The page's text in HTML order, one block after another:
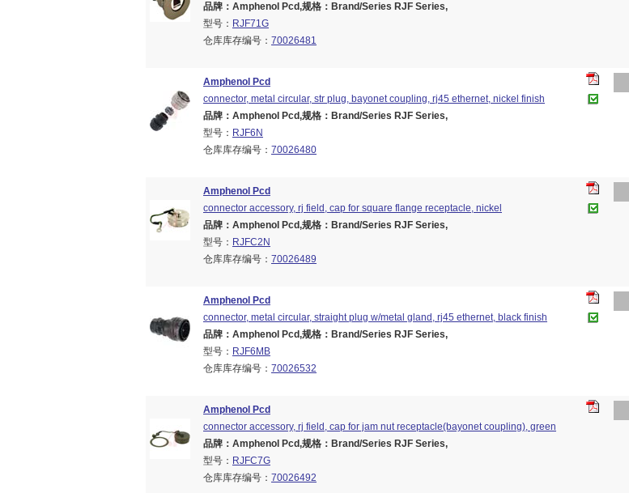
品牌：Amphenol Pcd,规格：Brand/Series RJF Series,
型号： RJF71G
仓库库存编号： 70026481
Amphenol Pcd
connector, metal circular, str plug, bayonet coupling, rj45 ethernet, nickel finish
品牌：Amphenol Pcd,规格：Brand/Series RJF Series,
型号： RJF6N
仓库库存编号： 70026480
Amphenol Pcd
connector accessory, rj field, cap for square flange receptacle, nickel
品牌：Amphenol Pcd,规格：Brand/Series RJF Series,
型号： RJFC2N
仓库库存编号： 70026489
Amphenol Pcd
connector, metal circular, straight plug w/metal gland, rj45 ethernet, black finish
品牌：Amphenol Pcd,规格：Brand/Series RJF Series,
型号： RJF6MB
仓库库存编号： 70026532
Amphenol Pcd
connector accessory, rj field, cap for jam nut receptacle(bayonet coupling), green
品牌：Amphenol Pcd,规格：Brand/Series RJF Series,
型号： RJFC7G
仓库库存编号： 70026492